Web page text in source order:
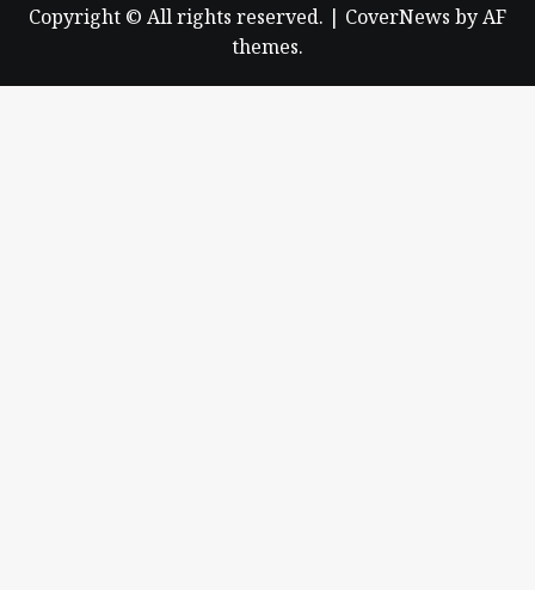
Copyright © All rights reserved. | CoverNews by AF
themes.